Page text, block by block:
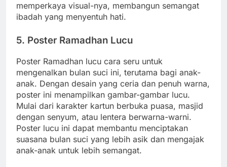
memperkaya visual-nya, membangun semangat
ibadah yang menyentuh hati.
5. Poster Ramadhan Lucu
Poster Ramadhan lucu cara seru untuk
mengenalkan bulan suci ini, terutama bagi anak-
anak. Dengan desain yang ceria dan penuh warna,
poster ini menampilkan gambar-gambar lucu.
Mulai dari karakter kartun berbuka puasa, masjid
dengan senyum, atau lentera berwarna-warni.
Poster lucu ini dapat membantu menciptakan
suasana bulan suci yang lebih asik dan mengajak
anak-anak untuk lebih semangat.